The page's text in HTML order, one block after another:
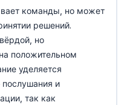
команды, но может
решений.
но
положительном
уделяется
послушания и
так как